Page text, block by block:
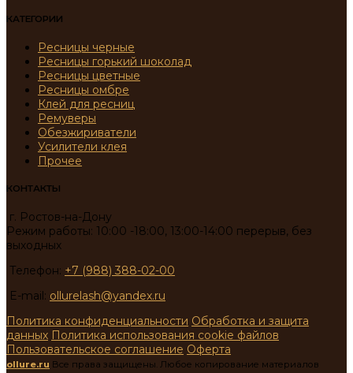
КАТЕГОРИИ
Ресницы черные
Ресницы горький шоколад
Ресницы цветные
Ресницы омбре
Клей для ресниц
Ремуверы
Обезжириватели
Усилители клея
Прочее
КОНТАКТЫ
г. Ростов-на-Дону
Режим работы: 10:00 -18:00, 13:00-14:00 перерыв, без
выходных
Телефон: +7 (988) 388-02-00
E-mail: ollurelash@yandex.ru
Политика конфиденциальности Обработка и защита
данных Политика использования cookie файлов
Пользовательское соглашение Оферта
ollure.ru Все права защищены. Любое копирование материалов